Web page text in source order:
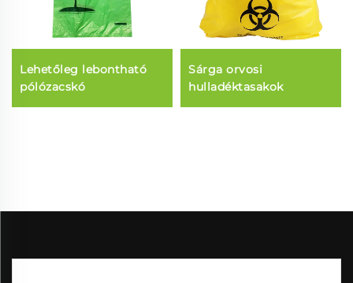
Lehetőleg lebontható
pólózacskó
Sárga orvosi
hulladéktasakok